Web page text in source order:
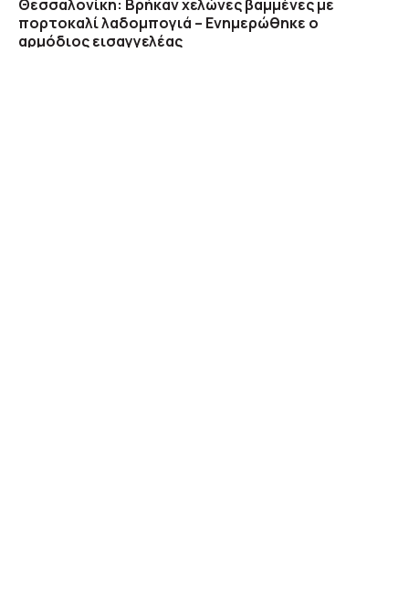
Θεσσαλονίκη: Βρήκαν χελώνες βαμμένες με
πορτοκαλί λαδομπογιά – Ενημερώθηκε ο
αρμόδιος εισαγγελέας